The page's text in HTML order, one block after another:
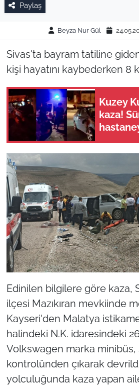
Paylaş
Beyza Nur Gül
Sivas'ta bayram tatiline
kişi hayatını kaybederken 8
Kuzey
kaza!
Edinilen bilgilere göre kaza,
ilçesi Mazıkıran mevkiinde
Kayseri'den Malatya
halindeki N.K. idaresindeki
Volkswagen marka
kontrolünden çıkarak
yolculuğunda kaza yapan